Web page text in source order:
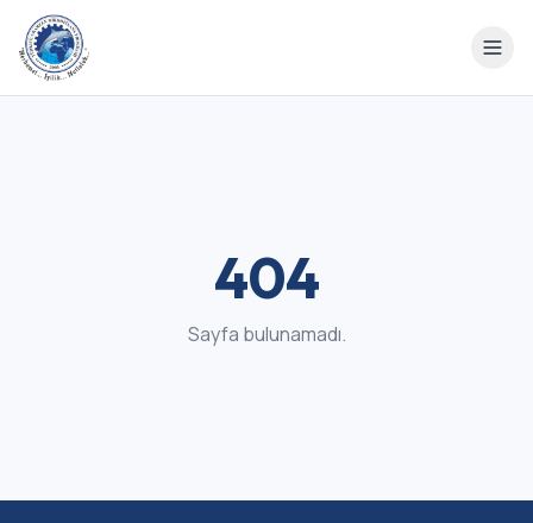
404
Sayfa bulunamadı.